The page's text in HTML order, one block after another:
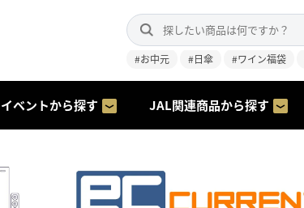
#お中元 #日傘 #ワイン福袋
イベントから探す JAL関連商品から探す